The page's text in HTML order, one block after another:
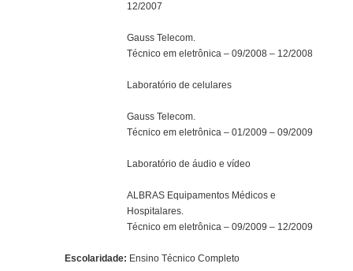
12/2007
Gauss Telecom.
Técnico em eletrônica – 09/2008 – 12/2008
Laboratório de celulares
Gauss Telecom.
Técnico em eletrônica – 01/2009 – 09/2009
Laboratório de áudio e vídeo
ALBRAS Equipamentos Médicos e
Hospitalares.
Técnico em eletrônica – 09/2009 – 12/2009
Escolaridade: Ensino Técnico Completo